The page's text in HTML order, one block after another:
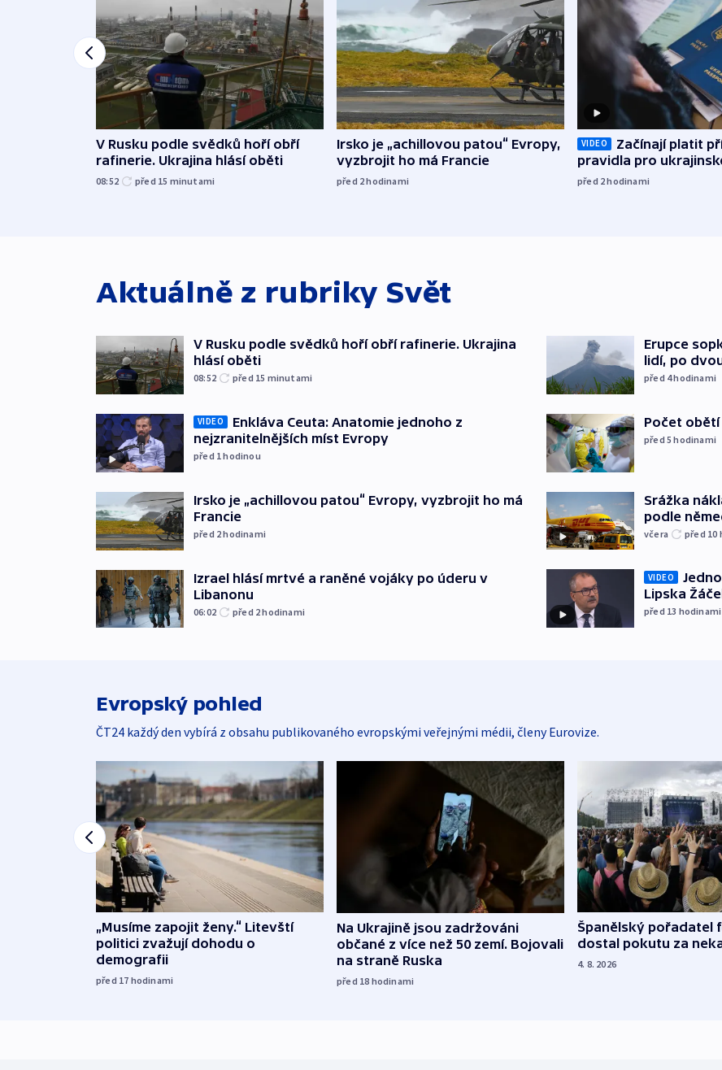
V Rusku podle svědků hoří obří
rafinerie. Ukrajina hlásí oběti
08:52 před 15 minutami
Irsko je „achillovou patou“ Evropy,
vyzbrojit ho má Francie
před 2hodinami
VIDEO
Začínají platit
pravidla pro
před 2hodinami
Aktuálně z rubriky Svět
V Rusku podle svědků hoří obří rafinerie. Ukrajina
hlásí oběti
08:52 před 15 minutami
VIDEO
Enkláva Ceuta: Anatomie jednoho z
nejzranitelnějších míst Evropy
před 1hodinou
Irsko je „achillovou patou“ Evropy, vyzbrojit ho má
Francie
před 2hodinami
Izrael hlásí mrtvé a raněné vojáky po úderu v
Libanonu
06:02 před 2hodinami
Erupce
lidí, po
před 4hodinami
Počet obětí
před 5hodinami
Srážka
podle
včera před 10
VIDEO
Lipska
před 13 hodinami
Evropský pohled
ČT24 každý den vybírá z obsahu publikovaného evropskými veřejnými médii, členy Eurovize.
„Musíme zapojit ženy.“ Litevští
politici zvažují dohodu o
demografii
před 17 hodinami
Na Ukrajině jsou zadržováni
občané z více než 50 zemí. Bojovali
na straně Ruska
před 18 hodinami
Španělský pořadatel
dostal pokutu za
4. 8. 2026